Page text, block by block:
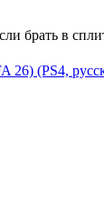
брать в
26) (PS4,